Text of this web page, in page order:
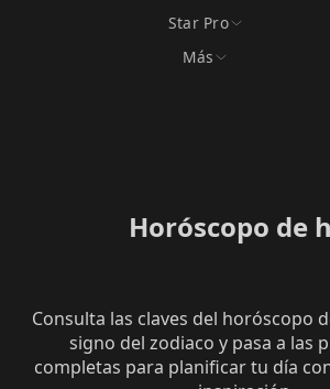
Star Pro
Más
Horóscopo de
Consulta las claves del horóscopo
signo del zodiaco y pasa a las
completas para planificar tu día